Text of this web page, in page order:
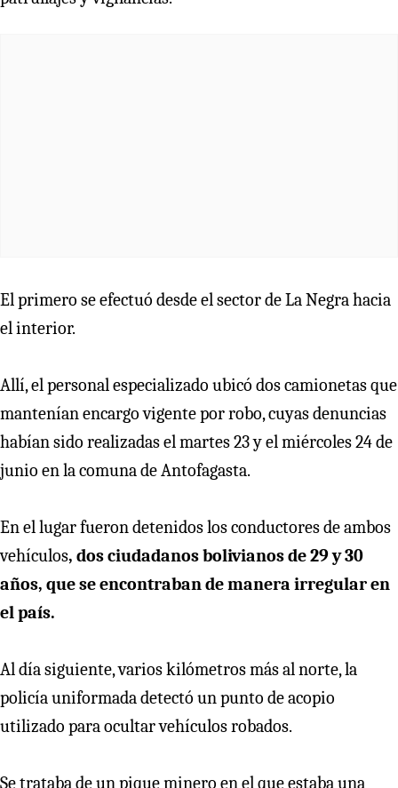
El primero se efectuó desde el sector de La Negra hacia
el interior.
Allí, el personal especializado ubicó dos camionetas que
mantenían encargo vigente por robo, cuyas denuncias
habían sido realizadas el martes 23 y el miércoles 24 de
junio en la comuna de Antofagasta.
En el lugar fueron detenidos los conductores de ambos
vehículos, dos ciudadanos bolivianos de 29 y 30
años, que se encontraban de manera irregular en
el país.
Al día siguiente, varios kilómetros más al norte, la
policía uniformada detectó un punto de acopio
utilizado para ocultar vehículos robados.
Se trataba de un pique minero en el que estaba una